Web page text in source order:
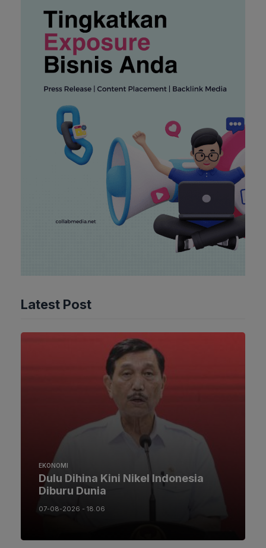
Latest Post
EKONOMI
Dulu Dihina Kini Nikel Indonesia
Diburu Dunia
07-08-2026 - 18.06